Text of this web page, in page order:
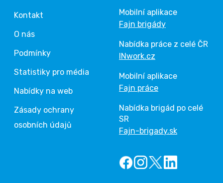
Kontakt
O nás
Podmínky
Statistiky pro média
Nabídky na web
Zásady ochrany
osobních údajů
Mobilní aplikace
Fajn brigády
Nabídka práce z celé ČR
INwork.cz
Mobilní aplikace
Fajn práce
Nabídka brigád po celé
SR
Fajn-brigady.sk